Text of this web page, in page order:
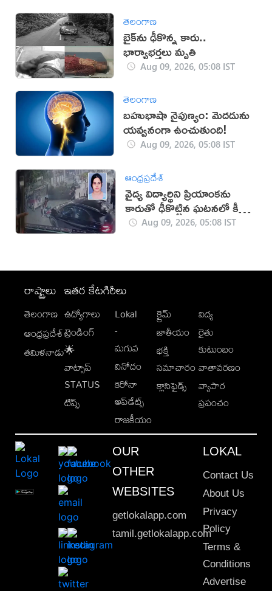
తెలంగాణ
బైక్‌ను ఢీకొన్న కారు..
భార్యాభర్తలు మృతి
Aug 09, 2026, 05:08 IST
తెలంగాణ
బహుభాషా నైపుణ్యం: మెదడును
యవ్వనంగా ఉంచుతుంది!
Aug 09, 2026, 05:08 IST
ఆంధ్రప్రదేశ్
వైద్య విద్యార్థిని ప్రియాంకను
కారుతో ఢీకొట్టిన ఘటనలో కీలక
పరిణామం
Aug 09, 2026, 05:08 IST
రాష్ట్రాలు
తెలంగాణ
ఆంధ్రప్రదేశ్
తమిళనాడు
ఇతర కేటగిరీలు
ఉద్యోగాలు
ట్రెండింగ్
🌟
వాట్సాప్
STATUS
టిప్స్
Lokal
-
మగువ
వినోదం
కరోనా
అప్‌డేట్స్
రాజకీయం
క్రైమ్
జాతీయం
భక్తి
సమాచారం
క్లాసిఫైడ్స్
విద్య
రైతు
కుటుంబం
వాతావరణం
వ్యాపార
ప్రపంచం
OUR
OTHER
WEBSITES
getlokalapp.com
tamil.getlokalapp.com
LOKAL
Contact Us
About Us
Privacy
Policy
Terms &
Conditions
Advertise